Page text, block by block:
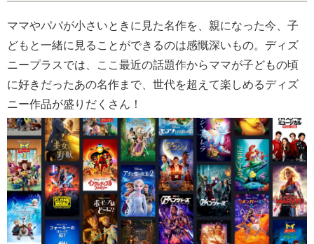
ママやパパが小さいときに見た名作を、親になった今、子
どもと一緒に見ることができるのは感慨深いもの。ディズ
ニープラスでは、ここ最近の話題作からママが子どもの頃
に好きだったあの名作まで、世代を超えて楽しめるディズ
ニー作品が盛りだくさん！